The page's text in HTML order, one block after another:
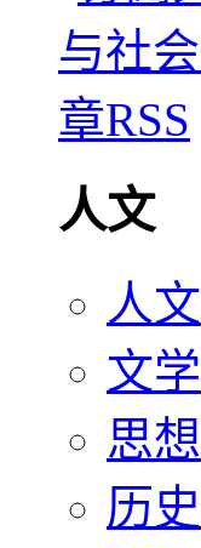
人文
人文
文学
思想
历史